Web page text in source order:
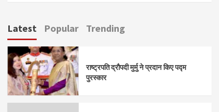
Latest Popular Trending
राष्ट्रपति द्रौपदी मुर्मु ने प्रदान किए पद्म
पुरस्कार